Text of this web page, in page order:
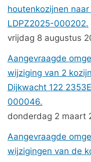
houtenkozijnen
LDPZ2025-000202.
vrijdag 8 augustus
Aangevraagde
wijziging van 2
Dijkwacht 122
000046.
donderdag 2 maart
Aangevraagde
wijzigingen van de